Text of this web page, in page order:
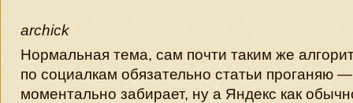
archick
Нормальная тема, сам почти таким же
по социалкам обязательно статьи проганяю
моментально забирает, ну а Яндекс как